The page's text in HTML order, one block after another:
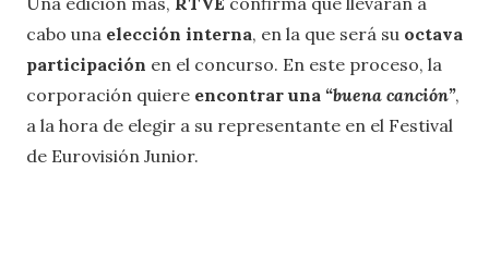
cabo una elección interna, en la que será su octava
participación en el concurso. En este proceso, la
corporación quiere encontrar una “buena canción”,
a la hora de elegir a su representante en el Festival
de Eurovisión Junior.